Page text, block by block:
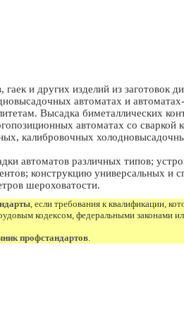
гаек и других изделий из заготовок
автоматах и
Высадка биметаллических
автоматах со сваркой
калибровочных
автоматов различных типов;
конструкцию универсальных и
шероховатости.
, если требования к квалификации,
кодексом, федеральными законами
профстандартов.